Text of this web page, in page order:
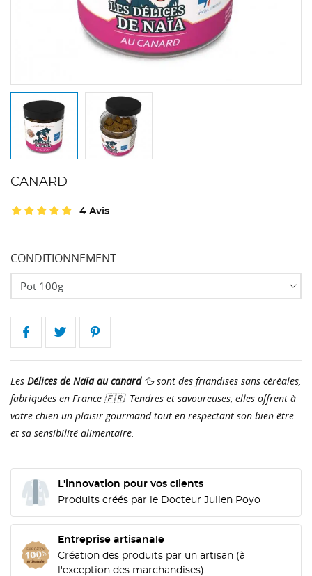
CANARD
4 Avis
CONDITIONNEMENT
Les Délices de Naïa au canard🦆 sont des friandises sans céréales,
fabriquées en France 🇫🇷. Tendres et savoureuses, elles offrent à
votre chien un plaisir gourmand tout en respectant son bien-être
et sa sensibilité alimentaire.
L'innovation pour vos clients
Produits créés par le Docteur Julien Poyo
Entreprise artisanale
Création des produits par un artisan (à
l'exception des marchandises)